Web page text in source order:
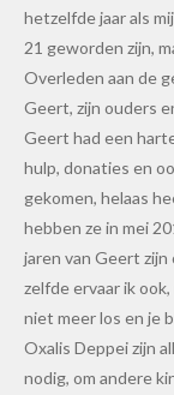
hetzelfde jaar als
21 geworden zijn,
Overleden aan de
Geert, zijn ouders
Geert had een
hulp, donaties en
gekomen, helaas
hebben ze in mei
jaren van Geert
zelfde ervaar ik
niet meer los en je
Oxalis Deppei zijn
nodig, om andere